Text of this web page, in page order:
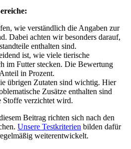
wie verständlich die Angaben zur
Dabei achten wir besonders darauf,
enthalten sind.
ist, wie viele tierische
im Futter stecken. Die Bewertung
in Prozent.
übrigen Zutaten sind wichtig. Hier
Zusätze enthalten sind
Stoffe verzichtet wird.
Beitrag richten sich nach den
Unsere Testkriterien bilden dafür
weiterentwickelt.